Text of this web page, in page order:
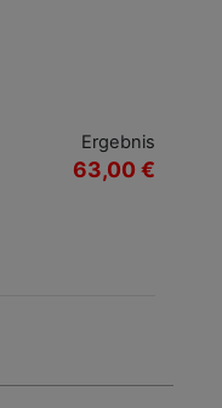
Ergebnis
63,00 €